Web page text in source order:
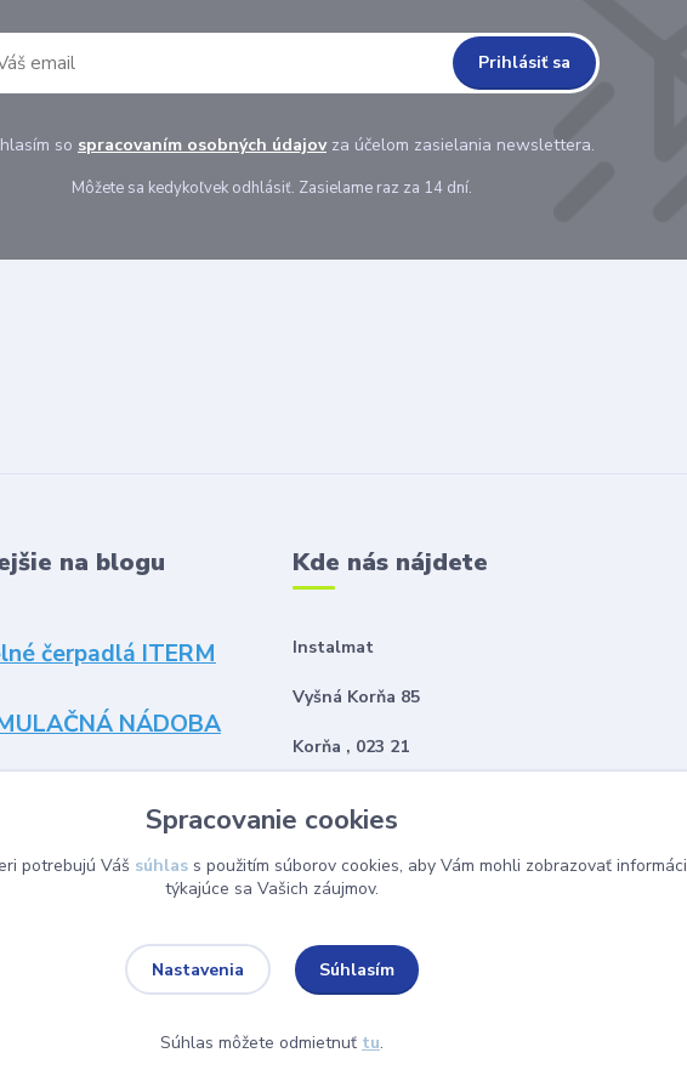
Prihlásiť sa
so spracovaním osobných údajovza účelom zasielania newslettera.
Môžete sa kedykoľvek odhlásiť. Zasielame raz za 14 dní.
na blogu
čerpadlá ITERM
NÁDOBA
Kde nás nájdete
Instalmat
Vyšná Korňa 85
Korňa , 023 21
Spracovanie cookies
potrebujú Váš súhlas s použitím súborov cookies, aby Vám mohli zobrazovať
týkajúce sa Vašich záujmov.
Nastavenia Súhlasím
Súhlas môžete odmietnuť tu.